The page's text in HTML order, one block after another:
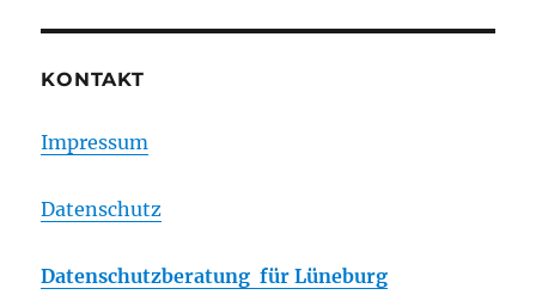
KONTAKT
Impressum
Datenschutz
Datenschutzberatung für Lüneburg